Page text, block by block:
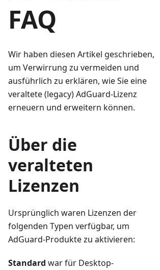
FAQ
Wir haben diesen Artikel geschrieben,
um Verwirrung zu vermeiden und
ausführlich zu erklären, wie Sie eine
veraltete (legacy) AdGuard-Lizenz
erneuern und erweitern können.
Über die
veralteten
Lizenzen
Ursprünglich waren Lizenzen der
folgenden Typen verfügbar, um
AdGuard-Produkte zu aktivieren:
Standard war für Desktop-